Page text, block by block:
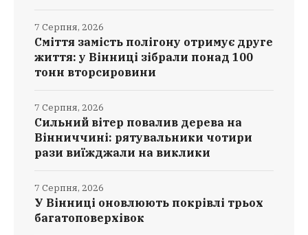
Сміття замість полігону отримує друге
життя: у Вінниці зібрали понад 100
тонн вторсировини
7 Серпня, 2026
Сильний вітер повалив дерева на
Вінниччині: рятувальники чотири
рази виїжджали на виклики
7 Серпня, 2026
У Вінниці оновлюють покрівлі трьох
багатоповерхівок
7 Серпня, 2026